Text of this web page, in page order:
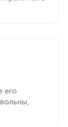
его